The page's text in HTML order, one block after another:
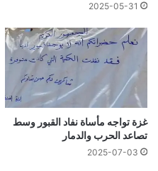
2025-05-31
غزة تواجه مأساة نفاد القبور وسط
تصاعد الحرب والدمار
2025-07-03